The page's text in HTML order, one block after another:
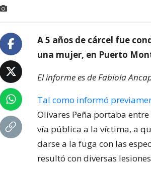
A 5 años de cárcel fue
una mujer, en Puerto
El informe es de Fabiola
Tal como informó
Olivares Peña portaba
vía pública a la víctima, a
darse a la fuga con las
resultó con diversas